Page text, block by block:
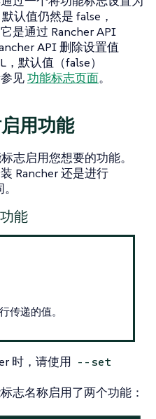
认值仍然是 false，
是通过 Rancher API
API 删除设置值
，默认值（false）
见功能标志页面。
用功能
志启用您想要的功能。
Rancher 还是进行
能
传递的值。
时，请使用 --set
志名称启用了两个功能：